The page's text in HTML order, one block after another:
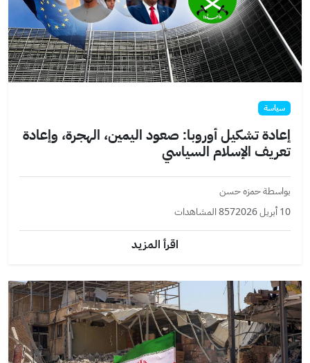
سياسة
إعادة تشكيل أوروبا: صعود اليمين، الهجرة، وإعادة
تعريف الإسلام السياسي
بواسطة حمزه حسن
10 أبريل 2026
857 المشاهدات
اقرأ المزيد